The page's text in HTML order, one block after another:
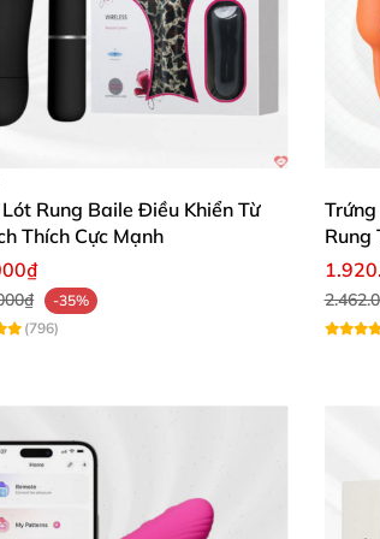
trọng, tăng thêm sự gợi cảm.
trứng rung Mizz Zee , biến nó thành
dội, giúp bạn chìm đắm trong khoái
Trứng Rung Mizz Zee sang trọng
ồn phiền phức – Hoàn hảo cho
Rung Baile Điều Khiển Từ
Thích Cực Mạnh
-35%
(796)
Trứng
Rung